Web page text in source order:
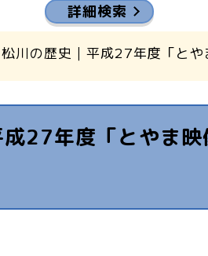
詳細検索
松川の歴史｜平成27年度「と
27年度「とやま